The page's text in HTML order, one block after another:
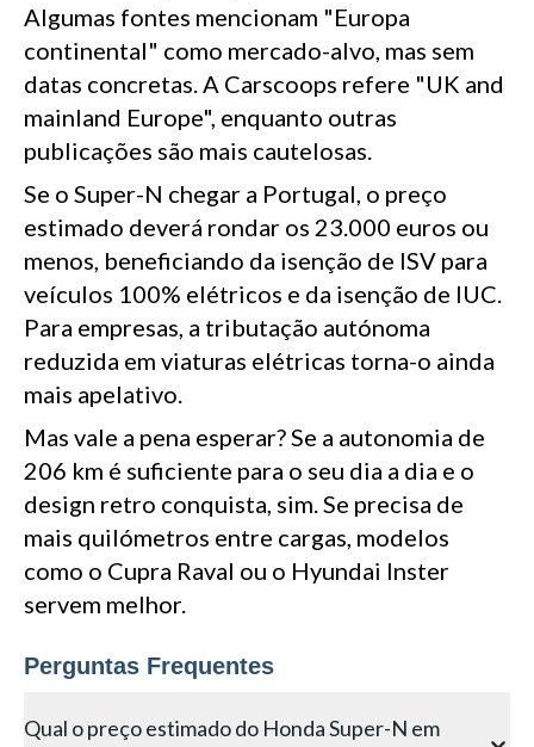
Algumas fontes mencionam "Europa
continental" como mercado-alvo, mas sem
datas concretas. A Carscoops refere "UK and
mainland Europe", enquanto outras
publicações são mais cautelosas.
Se o Super-N chegar a Portugal, o preço
estimado deverá rondar os 23.000 euros ou
menos, beneficiando da isenção de ISV para
veículos 100% elétricos e da isenção de IUC.
Para empresas, a tributação autónoma
reduzida em viaturas elétricas torna-o ainda
mais apelativo.
Mas vale a pena esperar? Se a autonomia de
206 km é suficiente para o seu dia a dia e o
design retro conquista, sim. Se precisa de
mais quilómetros entre cargas, modelos
como o Cupra Raval ou o Hyundai Inster
servem melhor.
Perguntas Frequentes
Qual o preço estimado do Honda Super-N em